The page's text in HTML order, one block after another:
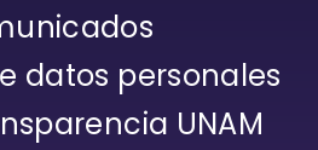
datos personales
UNAM